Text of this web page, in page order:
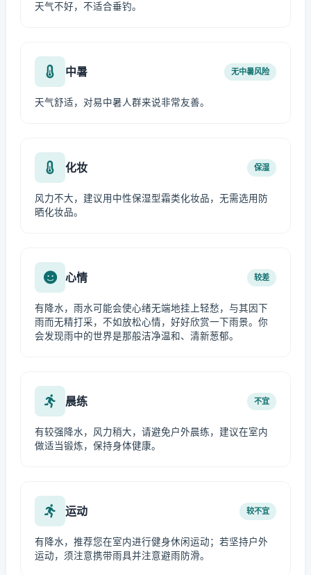
天气不好，不适合垂钓。
中暑 无中暑风险
天气舒适，对易中暑人群来说非常友善。
化妆 保湿
风力不大，建议用中性保湿型霜类化妆品，无需选用防
晒化妆品。
心情 较差
有降水，雨水可能会使心绪无端地挂上轻愁，与其因下
雨而无精打采，不如放松心情，好好欣赏一下雨景。你
会发现雨中的世界是那般洁净温和、清新葱郁。
晨练 不宜
有较强降水，风力稍大，请避免户外晨练，建议在室内
做适当锻炼，保持身体健康。
运动 较不宜
有降水，推荐您在室内进行健身休闲运动；若坚持户外
运动，须注意携带雨具并注意避雨防滑。